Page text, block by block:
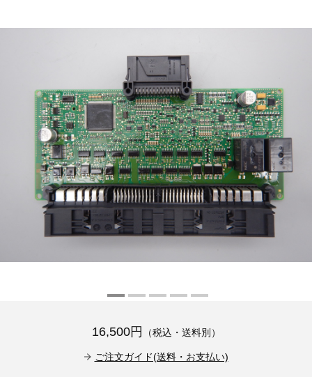
TPMS（4）
その他（9）
バッテリーテスター（4）
古い車両用診断テスター（10）
バイク用診断テスター（7）
イタリア/フランス車（27）
イギリス車（23）
アメリカ車（15）
スウェーデン車（20）
日本車（40）
ロシア（8）
ブレーキキャリパーリペアキット（368）
その他（6）
16,500円 （税込・送料別）
ご注文ガイド(送料・お支払い)